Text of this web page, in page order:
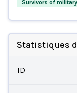
Survivors of
Statistiques
ID